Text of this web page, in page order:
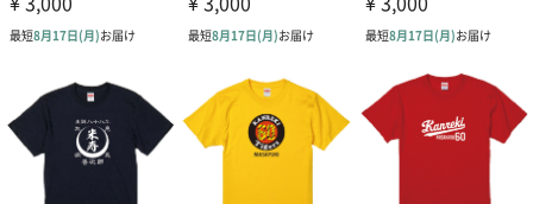
岐阜県高山市の雑貨屋木の実です。還暦、米寿など長寿のお祝い
に名前をプリントした世界で一枚のTシャツをお届けします。